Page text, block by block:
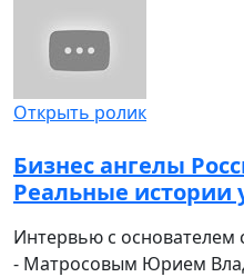
Открыть ролик
Бизнес ангелы
Реальные истории
Интервью с основателем
- Матросовым Юрием